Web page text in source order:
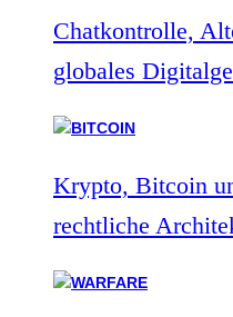
Chatkontrolle,
globales
Krypto, Bitcoin
rechtliche